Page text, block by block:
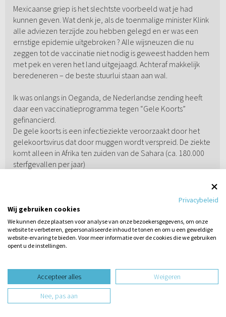
Mexicaanse griep is het slechtste voorbeeld wat je had
kunnen geven. Wat denk je, als de toenmalige minister Klink
alle adviezen terzijde zou hebben gelegd en er was een
ernstige epidemie uitgebroken ? Alle wijsneuzen die nu
zeggen tot de vaccinatie niet nodig is geweest hadden hem
met pek en veren het land uitgejaagd. Achteraf makkelijk
beredeneren – de beste stuurlui staan aan wal.
Ik was onlangs in Oeganda, de Nederlandse zending heeft
daar een vaccinatieprogramma tegen “Gele Koorts”
gefinancierd.
De gele koorts is een infectieziekte veroorzaakt door het
gelekoortsvirus dat door muggen wordt verspreid. De ziekte
komt alleen in Afrika ten zuiden van de Sahara (ca. 180.000
sterfgevallen per jaar)
sterfte kan wel tot twintig procent of meer van alle
patiënten oplopen, mede afhankelijk van de virulentie van
het virus. De incubatietijd is vrij kort met 3-6 dagen. Hierna
ontstaan de klachten die uiteen kunnen lopen van de
klachten van een 'griepje' tot een ernstige hemorragische
braken en mogelijk geelzucht. De polsslag is vaak langzamer
dan verwacht. Hierna treedt een herstel op waarna een
klein deel van de patiënten enkele uren tot een dag later
Privacybeleid
Wij gebruiken cookies
We kunnen deze plaatsen voor analyse van onze bezoekersgegevens, om onze
website te verbeteren, gepersonaliseerde inhoud te tonen en om u een geweldige
website-ervaring te bieden. Voor meer informatie over de cookies die we gebruiken
opent u de instellingen.
Accepteer alles Weigeren
Nee, pas aan